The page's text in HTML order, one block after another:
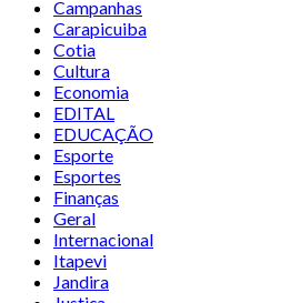
Campanhas
Carapicuiba
Cotia
Cultura
Economia
EDITAL
EDUCAÇÃO
Esporte
Esportes
Finanças
Geral
Internacional
Itapevi
Jandira